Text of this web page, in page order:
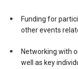
Funding for
other events
Networking with
well as key